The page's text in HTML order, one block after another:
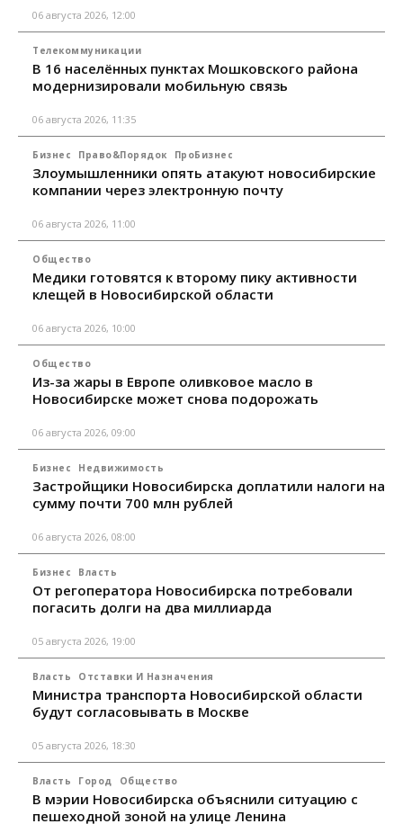
06 августа 2026, 12:00
Телекоммуникации
В 16 населённых пунктах Мошковского района
модернизировали мобильную связь
06 августа 2026, 11:35
Бизнес Право&Порядок ПроБизнес
Злоумышленники опять атакуют новосибирские
компании через электронную почту
06 августа 2026, 11:00
Общество
Медики готовятся к второму пику активности
клещей в Новосибирской области
06 августа 2026, 10:00
Общество
Из-за жары в Европе оливковое масло в
Новосибирске может снова подорожать
06 августа 2026, 09:00
Бизнес Недвижимость
Застройщики Новосибирска доплатили налоги на
сумму почти 700 млн рублей
06 августа 2026, 08:00
Бизнес Власть
От регоператора Новосибирска потребовали
погасить долги на два миллиарда
05 августа 2026, 19:00
Власть Отставки И Назначения
Министра транспорта Новосибирской области
будут согласовывать в Москве
05 августа 2026, 18:30
Власть Город Общество
В мэрии Новосибирска объяснили ситуацию с
пешеходной зоной на улице Ленина